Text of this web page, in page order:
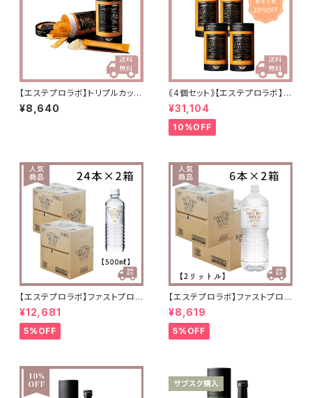
【エステプロラボ】トリプルカッタ
ーEX（リニューアル分）
¥8,640
｟4個セット｠【エステプロラボ】ト
リプルカッターEX
¥31,104
10%OFF
【エステプロラボ】ファストプロウ
ォーター 500ml(24本セット)
×2箱 送料無料
¥12,681
5%OFF
【エステプロラボ】ファストプロウ
ォーター 2ℓ(6本セット)×2箱
送料無料
¥8,619
5%OFF